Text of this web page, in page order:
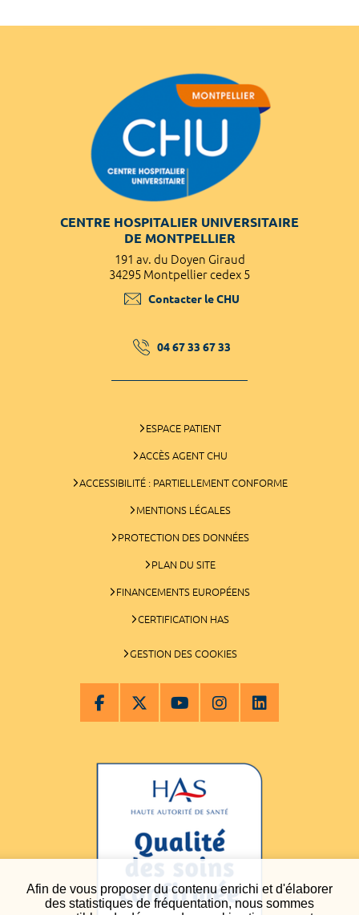
Afin de vous proposer du contenu enrichi et d'élaborer
des statistiques de fréquentation, nous sommes
CENTRE HOSPITALIER UNIVERSITAIRE
DE MONTPELLIER
191 av. du Doyen Giraud
34295 Montpellier cedex 5
Contacter le CHU
04 67 33 67 33
ESPACE PATIENT
ACCÈS AGENT CHU
ACCESSIBILITÉ : PARTIELLEMENT CONFORME
MENTIONS LÉGALES
PROTECTION DES DONNÉES
PLAN DU SITE
FINANCEMENTS EUROPÉENS
CERTIFICATION HAS
GESTION DES COOKIES